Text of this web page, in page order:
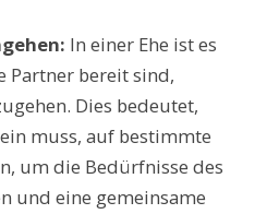
In einer Ehe ist es
Partner bereit sind,
Dies bedeutet,
muss, auf bestimmte
um die Bedürfnisse des
und eine gemeinsame